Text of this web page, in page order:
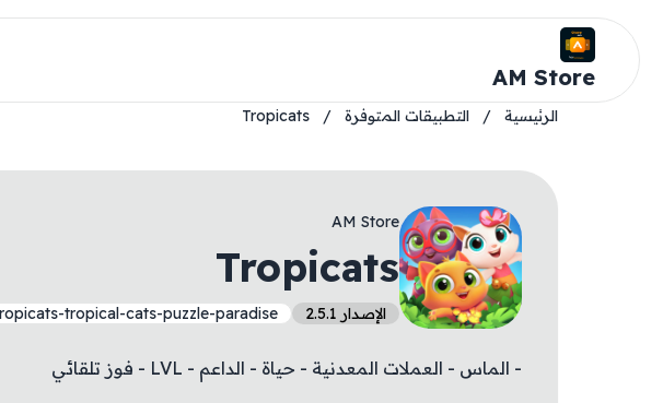
AM Store
الرئيسية / التطبيقات المتوفرة /
Tropicats
AM Store
Tropicats
الإصدار 2.5.1 tropical-cats-puzzle-paradise
- الماس - العملات المعدنية - حياة - الداعم - LVL - فوز تلقائي